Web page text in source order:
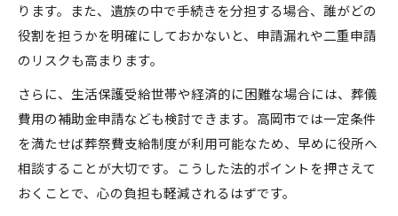
ります。また、遺族の中で手続きを分担する場合、誰がどの
役割を担うかを明確にしておかないと、申請漏れや二重申請
のリスクも高まります。
さらに、生活保護受給世帯や経済的に困難な場合には、葬儀
費用の補助金申請なども検討できます。高岡市では一定条件
を満たせば葬祭費支給制度が利用可能なため、早めに役所へ
相談することが大切です。こうした法的ポイントを押さえて
おくことで、心の負担も軽減されるはずです。